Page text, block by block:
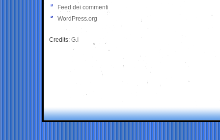
Feed dei commenti
WordPress.org
Credits: G.I